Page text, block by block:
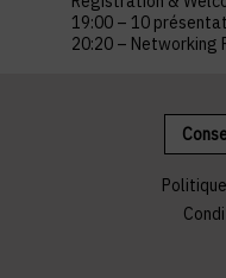
19:00 – 10
20:20 – Networking